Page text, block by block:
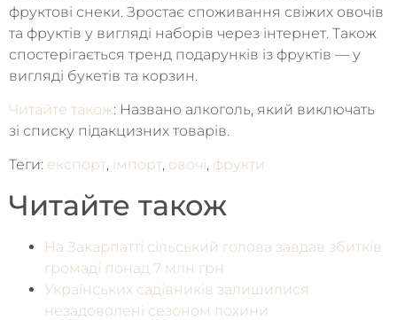
фруктові снеки. Зростає споживання свіжих овочів
та фруктів у вигляді наборів через інтернет. Також
спостерігається тренд подарунків із фруктів — у
вигляді букетів та корзин.
Читайте також: Названо алкоголь, який виключать
зі списку підакцизних товарів.
Теги: експорт , імпорт , овочі, фрукти
Читайте також
На Закарпатті сільський голова завдав збитків
громаді понад 7 млн грн
Українських садівників залишилися
незадоволені сезоном лохини